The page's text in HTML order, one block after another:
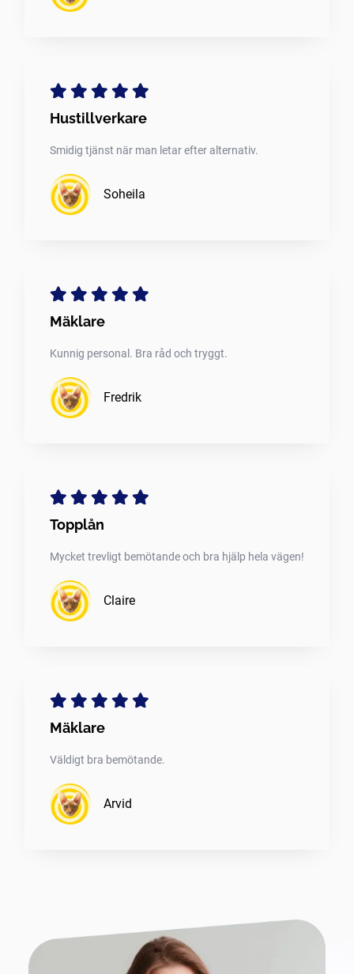
Hustillverkare
Smidig tjänst när man letar efter alternativ.
Soheila
Mäklare
Kunnig personal. Bra råd och tryggt.
Fredrik
Topplån
Mycket trevligt bemötande och bra hjälp hela vägen!
Claire
Mäklare
Väldigt bra bemötande.
Arvid